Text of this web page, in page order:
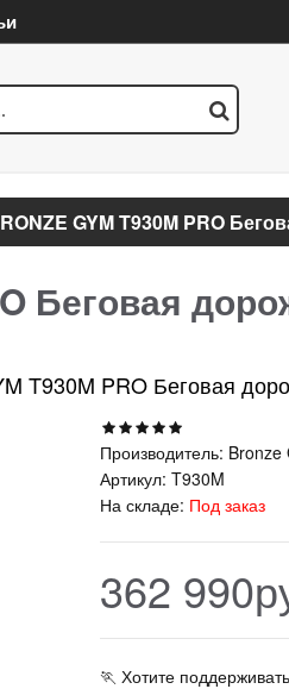
GYM T930M PRO
Беговая
T930M PRO Беговая
Производитель: Bronze
Артикул: T930M
На складе: Под заказ
362
🏃‍ Хотите